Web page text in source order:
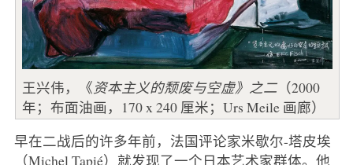
王兴伟，《资本主义的颓废与空虚》之二（2000
年；布面油画，170 x 240 厘米；Urs Meile 画廊）
早在二战后的许多年前，法国评论家米歇尔-塔皮埃
（Michel Tapié）就发现了一个日本艺术家群体。他